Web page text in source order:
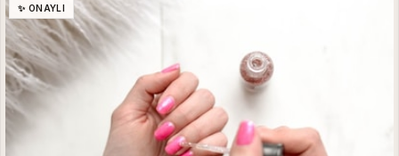
✨ ONAYLI